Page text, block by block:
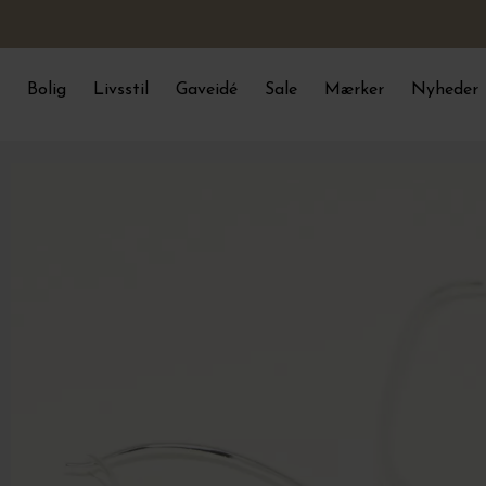
Bolig Livsstil Gaveidé Sale Mærker Nyheder